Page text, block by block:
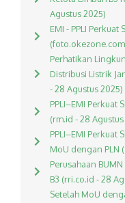
Agustus 2025)
EMI - PPLI
Perhatikan
Distribusi Listrik
- 28 Agustus 2025)
PPLI–EMI Perkuat
(rm.id - 28
PPLI–EMI Perkuat
MoU dengan PLN
Perusahaan
B3 (rri.co.id - 28
Setelah MoU